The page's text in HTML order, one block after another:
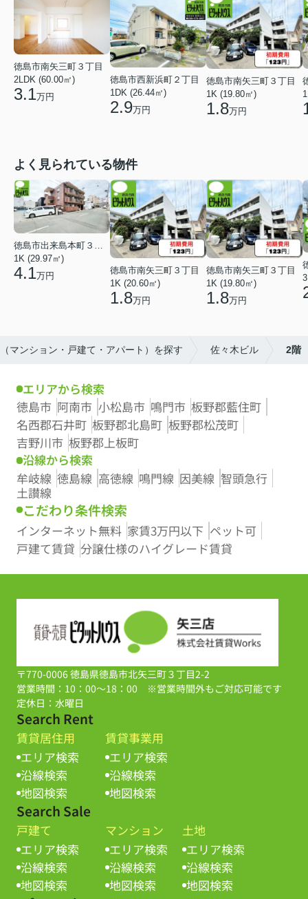
徳島市南矢三町３丁目
2LDK (60.00㎡)
3.1万円
徳島市西新浜町２丁目
1DK (26.44㎡)
2.9万円
徳島市南矢三町３丁目
1K (19.80㎡)
1.8万円
よく見られている物件
徳島市出来島本町３丁目
1K (29.97㎡)
4.1万円
徳島市南矢三町３丁目
1K (20.60㎡)
1.8万円
徳島市南矢三町３丁目
1K (19.80㎡)
1.8万円
マンション・戸建て・アパート）を探す 佐々木ビル 2階
エリアから検索
徳島市 阿南市 小松島市 鳴門市 板野郡藍住町
名西郡石井町 板野郡北島町 板野郡松茂町
吉野川市 板野郡上板町
沿線から検索
牟岐線 徳島線 高徳線 鳴門線 因美線 智頭急行
土讃線
こだわり条件検索
インターネット無料 家賃3万円以下 ペット可
戸建て賃貸 分譲仕様のハイグレード賃貸
〒770-0006 徳島県徳島市北矢三町３丁目2-2
営業時間：10：00～18：00 ※営業時間外もご対応可能です
定休日：水曜日
Search Rent
賃貸居住用
エリア検索
沿線検索
地図検索
賃貸事業用
エリア検索
沿線検索
地図検索
Search Sale
戸建て
エリア検索
沿線検索
地図検索
マンション
エリア検索
沿線検索
地図検索
土地
エリア検索
沿線検索
地図検索